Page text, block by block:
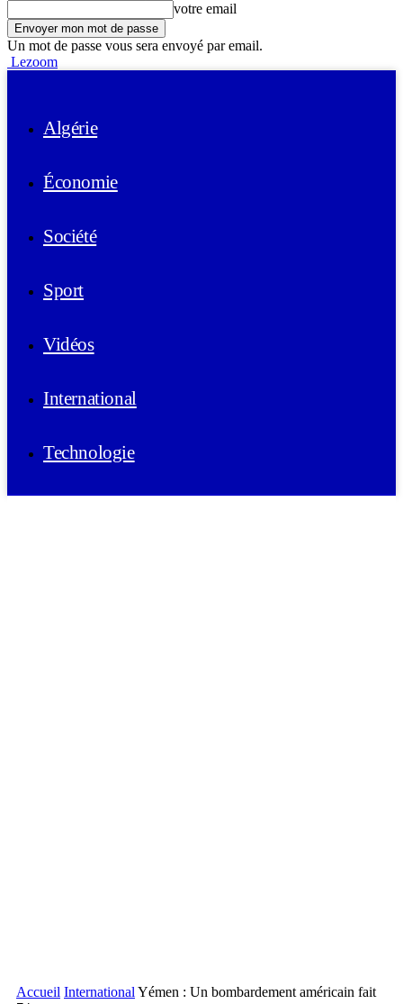
votre email
Un mot de passe vous sera envoyé par email.
Lezoom
Algérie
Économie
Société
Sport
Vidéos
International
Technologie
Accueil International Yémen : Un bombardement américain fait